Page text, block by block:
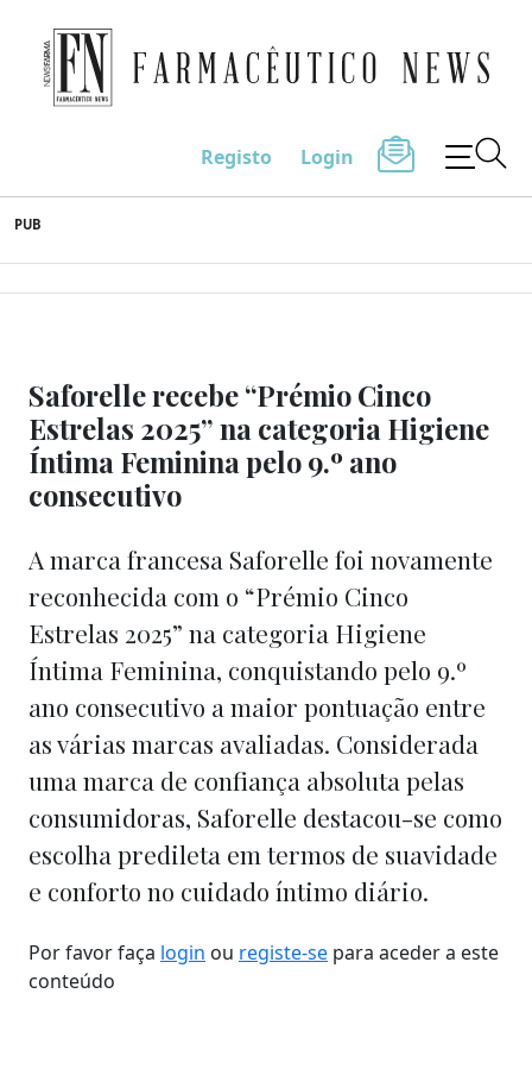
to
content
Farmacêutico News
Registo Login
PUB
Saforelle recebe “Prémio Cinco
Estrelas 2025” na categoria Higiene
Íntima Feminina pelo 9.º ano
consecutivo
A marca francesa Saforelle foi novamente
reconhecida com o “Prémio Cinco
Estrelas 2025” na categoria Higiene
Íntima Feminina, conquistando pelo 9.º
ano consecutivo a maior pontuação entre
as várias marcas avaliadas. Considerada
uma marca de confiança absoluta pelas
consumidoras, Saforelle destacou-se como
escolha predileta em termos de suavidade
e conforto no cuidado íntimo diário.
Por favor faça login ou registe-se para aceder a este
conteúdo